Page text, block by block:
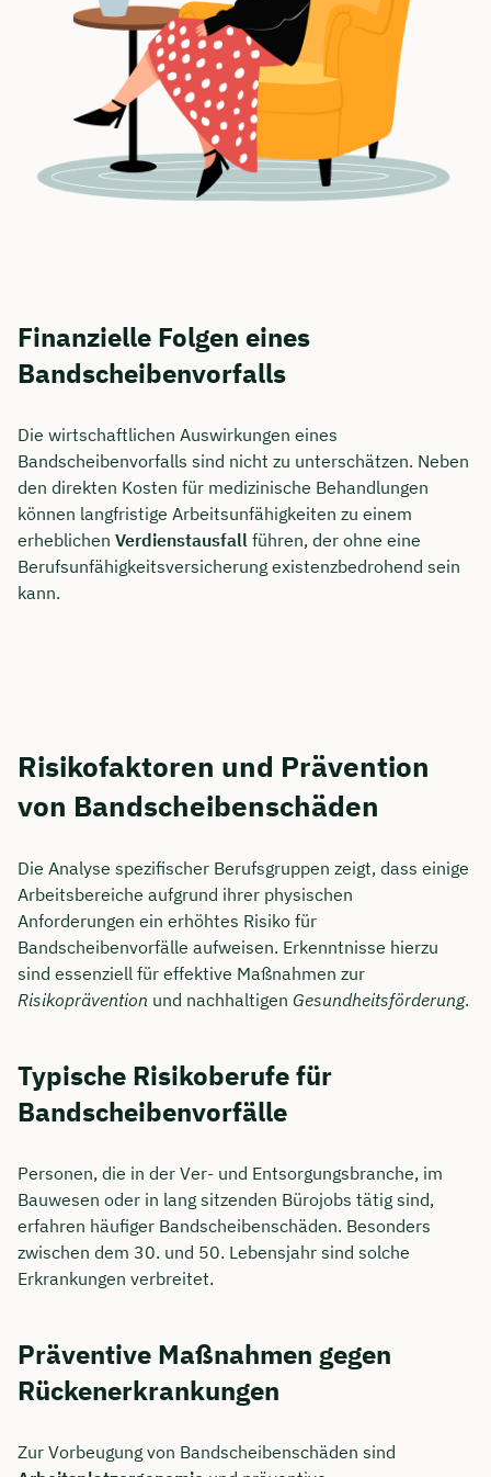
Finanzielle Folgen eines
Bandscheibenvorfalls
Die wirtschaftlichen Auswirkungen eines
Bandscheibenvorfalls sind nicht zu unterschätzen. Neben
den direkten Kosten für medizinische Behandlungen
können langfristige Arbeitsunfähigkeiten zu einem
erheblichen Verdienstausfall führen, der ohne eine
Berufsunfähigkeitsversicherung existenzbedrohend sein
kann.
Risikofaktoren und Prävention
von Bandscheibenschäden
Die Analyse spezifischer Berufsgruppen zeigt, dass einige
Arbeitsbereiche aufgrund ihrer physischen
Anforderungen ein erhöhtes Risiko für
Bandscheibenvorfälle aufweisen. Erkenntnisse hierzu
sind essenziell für effektive Maßnahmen zur
Risikoprävention und nachhaltigen Gesundheitsförderung.
Typische Risikoberufe für
Bandscheibenvorfälle
Personen, die in der Ver- und Entsorgungsbranche, im
Bauwesen oder in lang sitzenden Bürojobs tätig sind,
erfahren häufiger Bandscheibenschäden. Besonders
zwischen dem 30. und 50. Lebensjahr sind solche
Erkrankungen verbreitet.
Präventive Maßnahmen gegen
Rückenerkrankungen
Zur Vorbeugung von Bandscheibenschäden sind
Beratungsgespräch mit
Tobias Niendieck sichern 🤝
Wir beraten dich Montag bis Freitag von 8 bis